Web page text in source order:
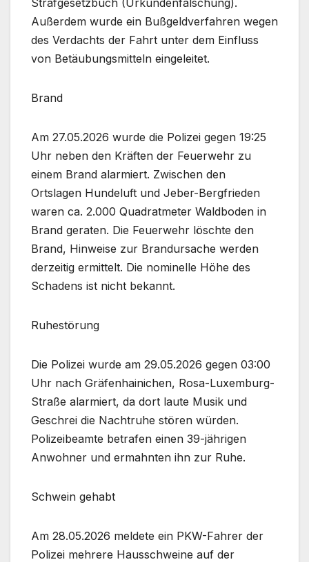
Außerdem wurde ein Bußgeldverfahren wegen
des Verdachts der Fahrt unter dem Einfluss
von Betäubungsmitteln eingeleitet.
Brand
Am 27.05.2026 wurde die Polizei gegen 19:25
Uhr neben den Kräften der Feuerwehr zu
einem Brand alarmiert. Zwischen den
Ortslagen Hundeluft und Jeber-Bergfrieden
waren ca. 2.000 Quadratmeter Waldboden in
Brand geraten. Die Feuerwehr löschte den
Brand, Hinweise zur Brandursache werden
derzeitig ermittelt. Die nominelle Höhe des
Schadens ist nicht bekannt.
Ruhestörung
Die Polizei wurde am 29.05.2026 gegen 03:00
Uhr nach Gräfenhainichen, Rosa-Luxemburg-
Straße alarmiert, da dort laute Musik und
Geschrei die Nachtruhe stören würden.
Polizeibeamte betrafen einen 39-jährigen
Anwohner und ermahnten ihn zur Ruhe.
Schwein gehabt
Am 28.05.2026 meldete ein PKW-Fahrer der
Polizei mehrere Hausschweine auf der